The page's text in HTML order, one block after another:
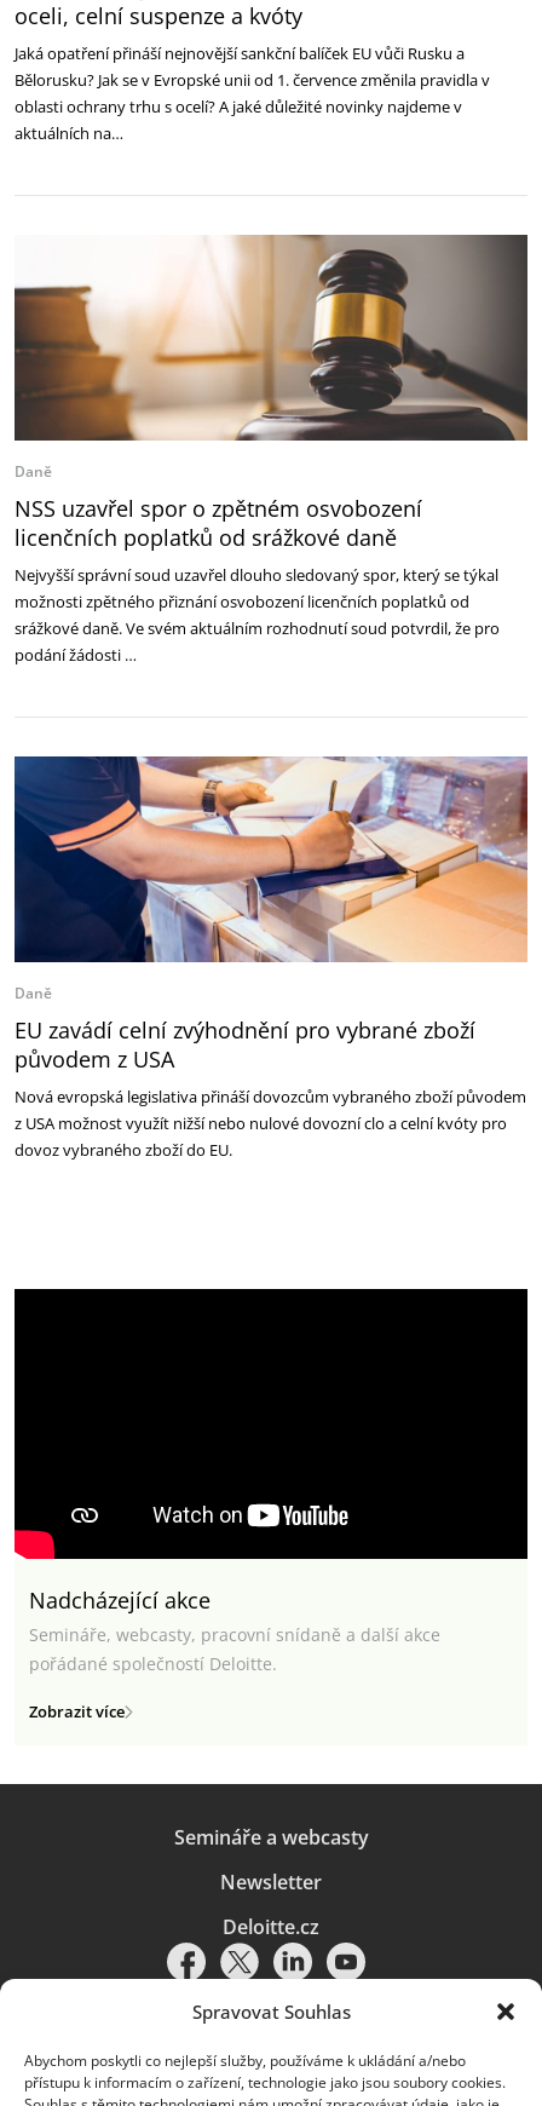
Spravovat Souhlas
Abychom poskytli co nejlepší služby, používáme k ukládání a/nebo
přístupu k informacím o zařízení, technologie jako jsou soubory cookies.
oceli, celní suspenze a kvóty
Jaká opatření přináší nejnovější sankční balíček EU vůči Rusku a
Bělorusku? Jak se v Evropské unii od 1. července změnila pravidla v
oblasti ochrany trhu s ocelí? A jaké důležité novinky najdeme v
aktuálních na…
Daně
NSS uzavřel spor o zpětném osvobození
licenčních poplatků od srážkové daně
Nejvyšší správní soud uzavřel dlouho sledovaný spor, který se týkal
možnosti zpětného přiznání osvobození licenčních poplatků od
srážkové daně. Ve svém aktuálním rozhodnutí soud potvrdil, že pro
podání žádosti …
Daně
EU zavádí celní zvýhodnění pro vybrané zboží
původem z USA
Nová evropská legislativa přináší dovozcům vybraného zboží původem
z USA možnost využít nižší nebo nulové dovozní clo a celní kvóty pro
dovoz vybraného zboží do EU.
Nadcházející akce
Semináře, webcasty, pracovní snídaně a další akce
pořádané společností Deloitte.
Zobrazit více
Semináře a webcasty
Newsletter
Deloitte.cz
Pravidla používání|Ochrana osobních údajů|Soubory cookies |
Deloitte.cz